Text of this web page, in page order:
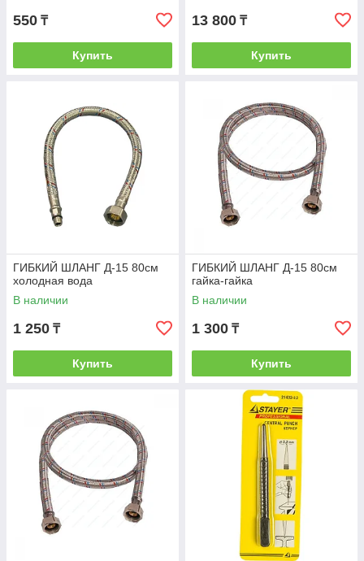
550 ₸
Купить
13 800 ₸
Купить
ГИБКИЙ ШЛАНГ Д-15 80см
холодная вода
В наличии
1 250 ₸
Купить
ГИБКИЙ ШЛАНГ Д-15 80см
гайка-гайка
В наличии
1 300 ₸
Купить